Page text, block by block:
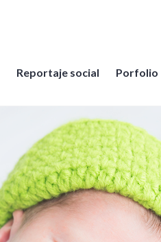
Reportaje social Porfolio